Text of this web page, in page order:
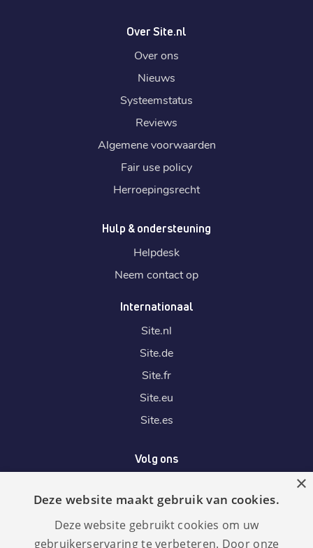
Over Site.nl
Over ons
Nieuws
Systeemstatus
Reviews
Algemene voorwaarden
Fair use policy
Herroepingsrecht
Hulp & ondersteuning
Helpdesk
Neem contact op
Internationaal
Site.nl
Site.de
Site.fr
Site.eu
Site.es
Volg ons
Wij accepteren
×
Deze website maakt gebruik van cookies.
Deze website gebruikt cookies om uw
gebruikerservaring te verbeteren. Door onze